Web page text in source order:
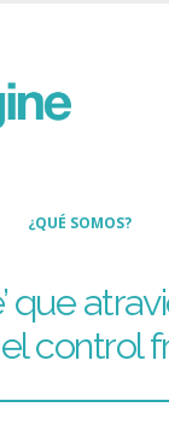
¿QUÉ SOMOS?
que
control